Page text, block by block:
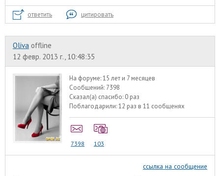
ответить цитировать
Oliva offline
12 февр. 2013 г., 10:48:35
На форуме:15 лет и 7 месяцев
Сообщений: 7398
Сказал(а) спасибо: 0 раз
Поблагодарили:12 раз в 11 сообщенях
7398 103
ссылка на сообщение